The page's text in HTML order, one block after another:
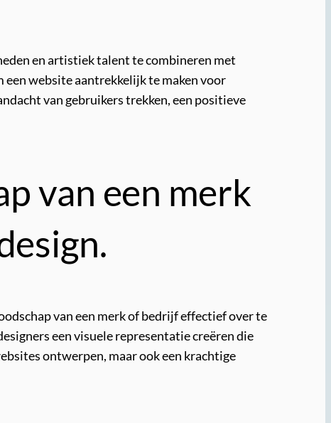
en artistiek talent te combineren met
een website aantrekkelijk te maken voor
van gebruikers trekken, een positieve
van een merk
van een merk of bedrijf effectief over te
een visuele representatie creëren die
ontwerpen, maar ook een krachtige